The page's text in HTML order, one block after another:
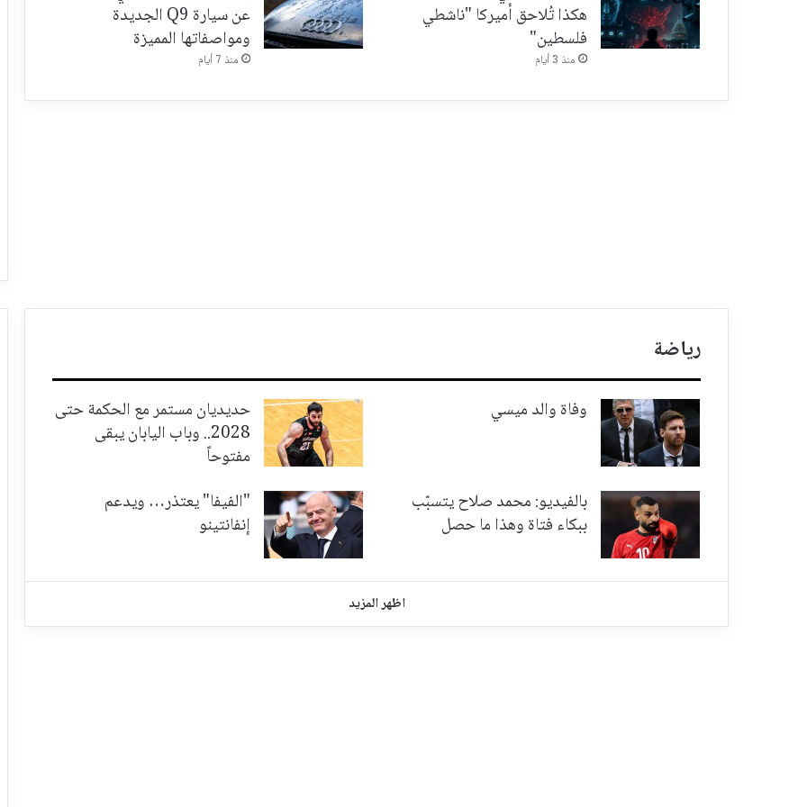
هكذا تُلاحق أميركا "ناشطي
فلسطين"
منذ 3 أيام
عن سيارة Q9 الجديدة
ومواصفاتها المميزة
منذ 7 أيام
رياضة
وفاة والد ميسي
حديديان مستمر مع الحكمة حتى
2028.. وباب اليابان يبقى
مفتوحاً
بالفيديو: محمد صلاح يتسبّب
ببكاء فتاة وهذا ما حصل
"الفيفا" يعتذر… ويدعم
إنفانتينو
اظهر المزيد